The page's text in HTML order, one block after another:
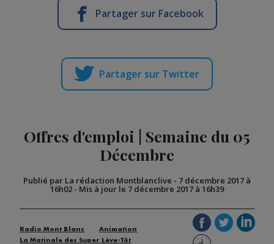
Partager sur Facebook
Partager sur Twitter
Offres d'emploi | Semaine du 05
Décembre
Publié par La rédaction Montblanclive - 7 décembre 2017 à
16h02 - Mis à jour le 7 décembre 2017 à 16h39
Radio Mont Blanc
Animation
La Matinale des Super Lève-Tôt